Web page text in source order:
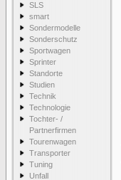
SLS
smart
Sondermodelle
Sonderschutz
Sportwagen
Sprinter
Standorte
Studien
Technik
Technologie
Tochter- /
Partnerfirmen
Tourenwagen
Transporter
Tuning
Unfall